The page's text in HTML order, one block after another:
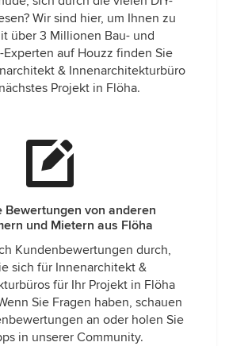
Wir sind hier, um Ihnen zu
über 3 Millionen Bau- und
Experten auf Houzz finden Sie
& Innenarchitekturbüro
Projekt in Flöha.
Bewertungen von anderen
und Mietern aus Flöha
Kundenbewertungen durch,
sich für Innenarchitekt &
für Ihr Projekt in Flöha
Sie Fragen haben, schauen
an oder holen Sie
in unserer Community.